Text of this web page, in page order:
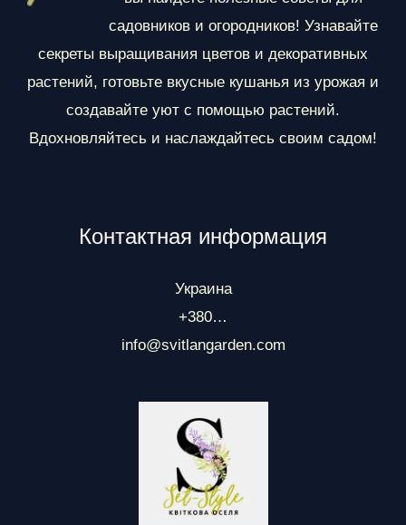
садовников и огородников! Узнавайте
секреты выращивания цветов и декоративных
растений, готовьте вкусные кушанья из урожая и
создавайте уют с помощью растений.
Вдохновляйтесь и наслаждайтесь своим садом!
Контактная информация
Украина
+380…
info@svitlangarden.com